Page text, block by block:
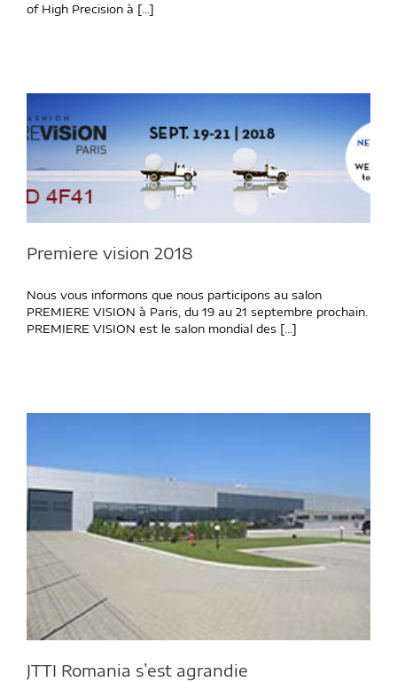
of High Precision à [...]
Premiere vision 2018
Nous vous informons que nous participons au salon
PREMIERE VISION à Paris, du 19 au 21 septembre prochain.
PREMIERE VISION est le salon mondial des [...]
JTTI Romania s’est agrandie